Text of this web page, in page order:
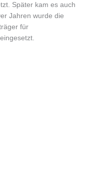
Später kam es auch
Jahren wurde die
für